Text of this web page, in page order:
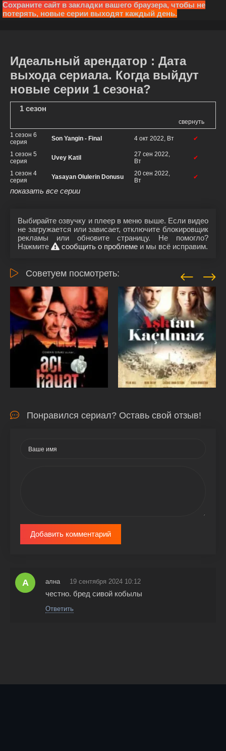
Сохраните сайт в закладки вашего браузера, чтобы не
потерять, новые серии выходят каждый день.
Идеальный арендатор : Дата
выхода сериала. Когда выйдут
новые серии 1 сезона?
1 сезон
свернуть
1 сезон 6
серия
Son Yangin - Final 4 окт 2022, Вт ✔
1 сезон 5
серия
Uvey Katil
27 сен 2022,
Вт
✔
1 сезон 4
серия
Yasayan Olulerin Donusu
20 сен 2022,
Вт
✔
показать все серии
Выбирайте озвучку и плеер в меню выше. Если видео
не загружается или зависает, отключите блокировщик
рекламы или обновите страницу. Не помогло?
Нажмите
сообщить о проблеме и мы всё исправим.
Советуем посмотреть:
Понравился сериал? Оставь свой отзыв!
Добавить комментарий
А ална 19 сентября 2024 10:12
честно. бред сивой кобылы
Ответить